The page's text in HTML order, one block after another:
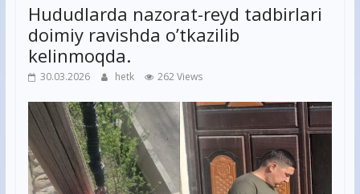
Hududlarda nazorat-reyd tadbirlari
doimiy ravishda o’tkazilib
kelinmoqda.
30.03.2026 hetk 262 Views